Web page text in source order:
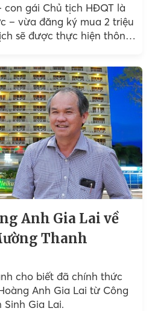
gái Chủ tịch HĐQT là
– vừa đăng ký mua 2 triệu
sẽ được thực hiện thông
Anh Gia Lai về
Thanh
cho biết đã chính thức
Anh Gia Lai từ Công
Gia Lai.